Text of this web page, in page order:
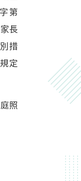
第
長
措
定
照